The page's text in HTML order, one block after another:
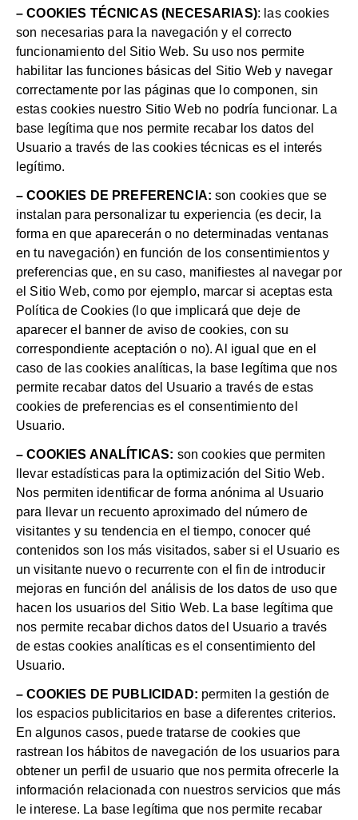
– COOKIES TÉCNICAS (NECESARIAS): las cookies
son necesarias para la navegación y el correcto
funcionamiento del Sitio Web. Su uso nos permite
habilitar las funciones básicas del Sitio Web y navegar
correctamente por las páginas que lo componen, sin
estas cookies nuestro Sitio Web no podría funcionar. La
base legítima que nos permite recabar los datos del
Usuario a través de las cookies técnicas es el interés
legítimo.
– COOKIES DE PREFERENCIA: son cookies que se
instalan para personalizar tu experiencia (es decir, la
forma en que aparecerán o no determinadas ventanas
en tu navegación) en función de los consentimientos y
preferencias que, en su caso, manifiestes al navegar por
el Sitio Web, como por ejemplo, marcar si aceptas esta
Política de Cookies (lo que implicará que deje de
aparecer el banner de aviso de cookies, con su
correspondiente aceptación o no). Al igual que en el
caso de las cookies analíticas, la base legítima que nos
permite recabar datos del Usuario a través de estas
cookies de preferencias es el consentimiento del
Usuario.
– COOKIES ANALÍTICAS: son cookies que permiten
llevar estadísticas para la optimización del Sitio Web.
Nos permiten identificar de forma anónima al Usuario
para llevar un recuento aproximado del número de
visitantes y su tendencia en el tiempo, conocer qué
contenidos son los más visitados, saber si el Usuario es
un visitante nuevo o recurrente con el fin de introducir
mejoras en función del análisis de los datos de uso que
hacen los usuarios del Sitio Web. La base legítima que
nos permite recabar dichos datos del Usuario a través
de estas cookies analíticas es el consentimiento del
Usuario.
– COOKIES DE PUBLICIDAD: permiten la gestión de
los espacios publicitarios en base a diferentes criterios.
En algunos casos, puede tratarse de cookies que
rastrean los hábitos de navegación de los usuarios para
obtener un perfil de usuario que nos permita ofrecerle la
información relacionada con nuestros servicios que más
le interese. La base legítima que nos permite recabar